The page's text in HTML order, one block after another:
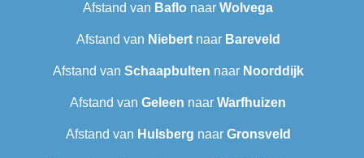
Afstand van Baflo naar Wolvega
Afstand van Niebertnaar Bareveld
Afstand van Schaapbulten naar Noorddijk
Afstand van Geleen naar Warfhuizen
Afstand van Hulsberg naar Gronsveld